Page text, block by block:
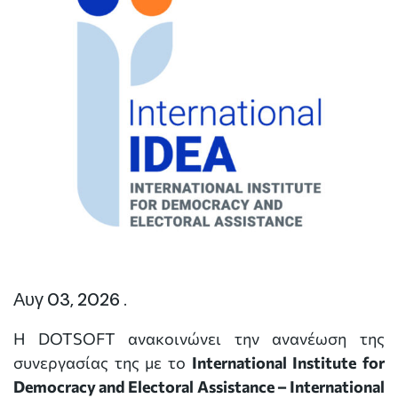
Αυγ 03, 2026 .
Η DOTSOFT ανακοινώνει την ανανέωση της
συνεργασίας της με το International Institute for
Democracy and Electoral Assistance – International